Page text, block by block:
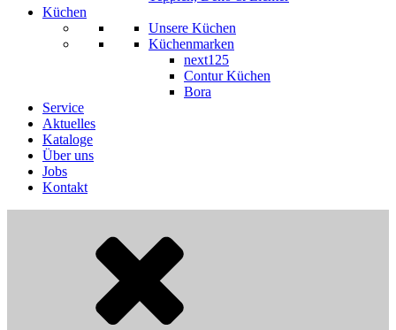
Küchen
Unsere Küchen
Küchenmarken
next125
Contur Küchen
Bora
Service
Aktuelles
Kataloge
Über uns
Jobs
Kontakt